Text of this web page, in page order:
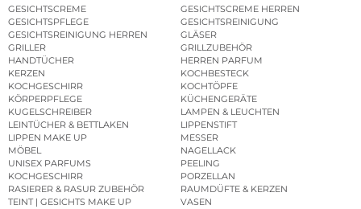
GESICHTSCREME
GESICHTSCREME HERREN
GESICHTSPFLEGE
GESICHTSREINIGUNG
GESICHTSREINIGUNG HERREN
GLÄSER
GRILLER
GRILLZUBEHÖR
HANDTÜCHER
HERREN PARFUM
KERZEN
KOCHBESTECK
KOCHGESCHIRR
KOCHTÖPFE
KÖRPERPFLEGE
KÜCHENGERÄTE
KUGELSCHREIBER
LAMPEN & LEUCHTEN
LEINTÜCHER & BETTLAKEN
LIPPENSTIFT
LIPPEN MAKE UP
MESSER
MÖBEL
NAGELLACK
UNISEX PARFUMS
PEELING
KOCHGESCHIRR
PORZELLAN
RASIERER & RASUR ZUBEHÖR
RAUMDÜFTE & KERZEN
TEINT | GESICHTS MAKE UP
VASEN